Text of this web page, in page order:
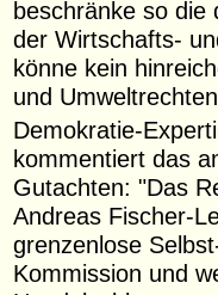
beschränke so die
der Wirtschafts-
könne kein
und
Demokratie-
kommentiert das
Gutachten: "Das
Andreas Fischer-
grenzenlose
Kommission und